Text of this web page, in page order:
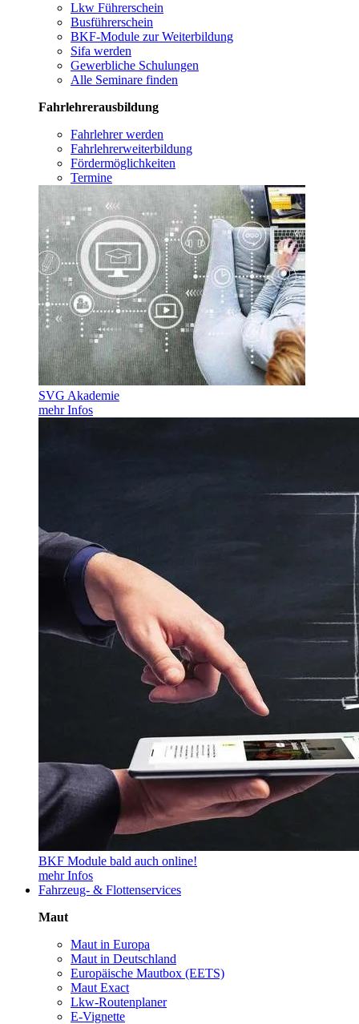
Lkw Führerschein
Busführerschein
BKF-Module zur Weiterbildung
Sifa werden
Gewerbliche Schulungen
Alle Seminare finden
Fahrlehrerausbildung
Fahrlehrer werden
Fahrlehrerweiterbildung
Fördermöglichkeiten
Termine
SVG Akademie
mehr Infos
BKF Module bald auch online!
mehr Infos
Fahrzeug- & Flottenservices
Maut
Maut in Europa
Maut in Deutschland
Europäische Mautbox (EETS)
Maut Exact
Lkw-Routenplaner
E-Vignette